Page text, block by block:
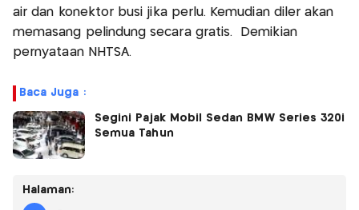
air dan konektor busi jika perlu. Kemudian diler akan
memasang pelindung secara gratis. Demikian
pernyataan NHTSA.
Baca Juga :
Segini Pajak Mobil Sedan BMW Series 320i
Semua Tahun
Halaman: